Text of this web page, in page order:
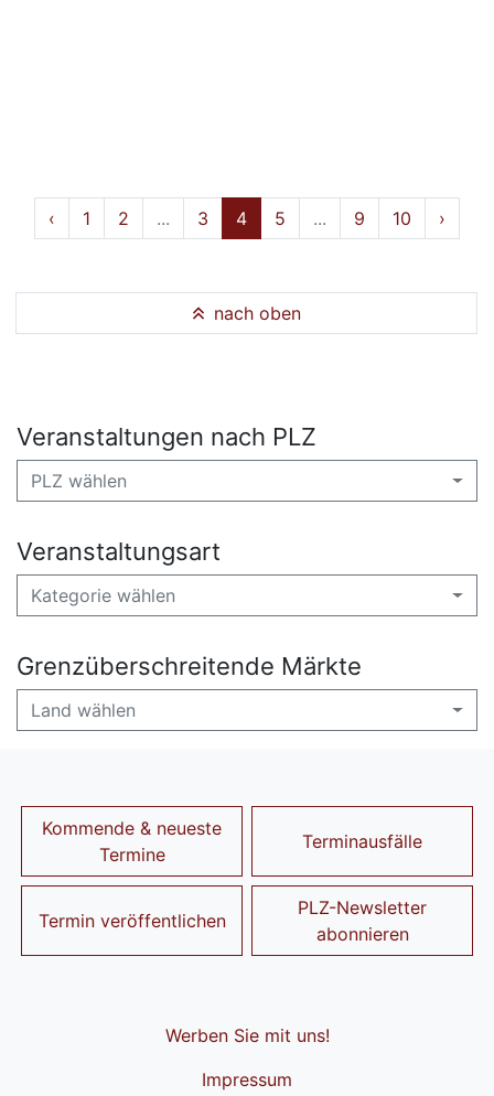
‹ 1 2 ... 3 4 5 ... 9 10 ›
nach oben
Veranstaltungen nach PLZ
PLZ wählen
Veranstaltungsart
Kategorie wählen
Grenzüberschreitende Märkte
Land wählen
Kommende & neueste
Termine
Terminausfälle
Termin veröffentlichen
PLZ-Newsletter
abonnieren
Werben Sie mit uns!
Impressum